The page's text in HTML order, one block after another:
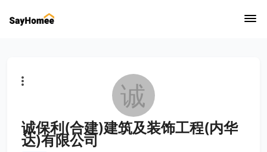
诚
诚保利(合建)建筑及装饰工程(内华
达)有限公司